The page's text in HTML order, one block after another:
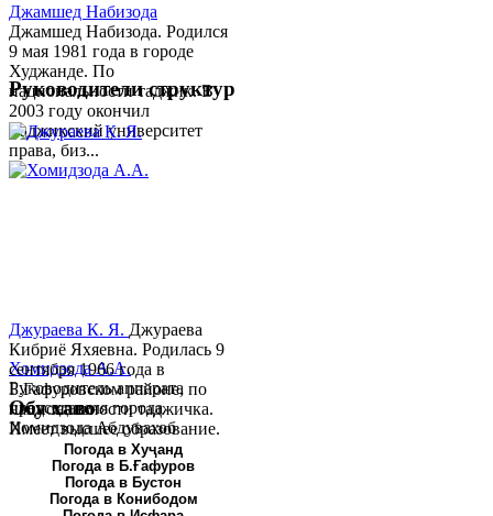
Джамшед Набизода
Джамшед Набизода. Родился
9 мая 1981 года в городе
Худжанде. По
национальности таджик. В
2003 году окончил
Таджикский университет
права, биз...
Хомидзода А.А.
Руководитель аппарата
председателя города
Хомидзода Абдувахоб
Абдумаджид родился 8
июня 1978 года в городе
Худжанде. По
национальности...
Руководители структур
Джураева К. Я. Джураева
Кибриё Яхяевна. Родилась 9
сентября 1966 года в
Б.Гафуровском районе, по
национальности таджичка.
Имеет высшее образование.
В 1997 ...
Обу хаво
Погода в Хуҷанд
Погода в Б.Ғафуров
Погода в Бустон
Погода в Конибодом